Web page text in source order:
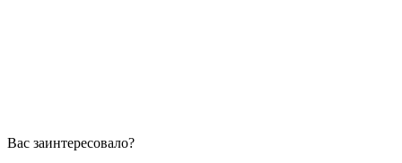
Вас заинтересовало?